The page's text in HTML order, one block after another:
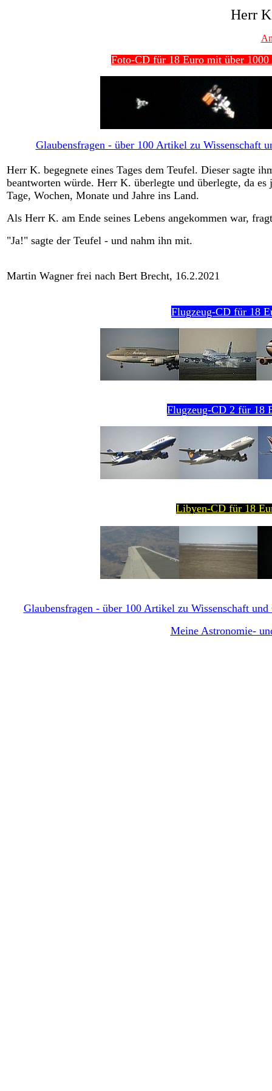
Herr
Foto-CD für 18 Euro mit über
Glaubensfragen - über 100 Artikel zu Wissenschaft
Herr K. begegnete eines Tages dem Teufel. Dieser sagte
beantworten würde. Herr K. überlegte und überlegte, da
Tage, Wochen, Monate und Jahre ins Land.
Als Herr K. am Ende seines Lebens angekommen war,
"Ja!" sagte der Teufel - und nahm ihn mit.
Martin Wagner frei nach Bert Brecht, 16.2.2021
Flugzeug-CD für 18
Flugzeug-CD 2 für 18
Libyen-CD für 18
Glaubensfragen - über 100 Artikel zu Wissenschaft
Meine Astronomie-